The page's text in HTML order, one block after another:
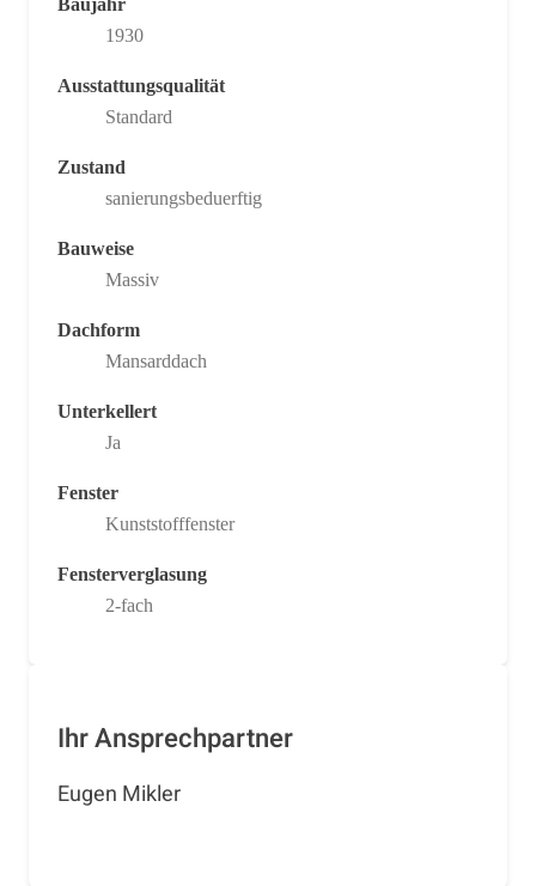
1930
Ausstattungsqualität
Standard
Zustand
sanierungsbeduerftig
Bauweise
Massiv
Dachform
Mansarddach
Unterkellert
Ja
Fenster
Kunststofffenster
Fensterverglasung
2-fach
Ihr Ansprechpartner
Eugen Mikler